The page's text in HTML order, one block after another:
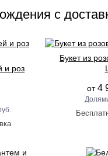
с
и роз
Букет из
от4